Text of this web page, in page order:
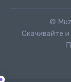
©
Скачивайте